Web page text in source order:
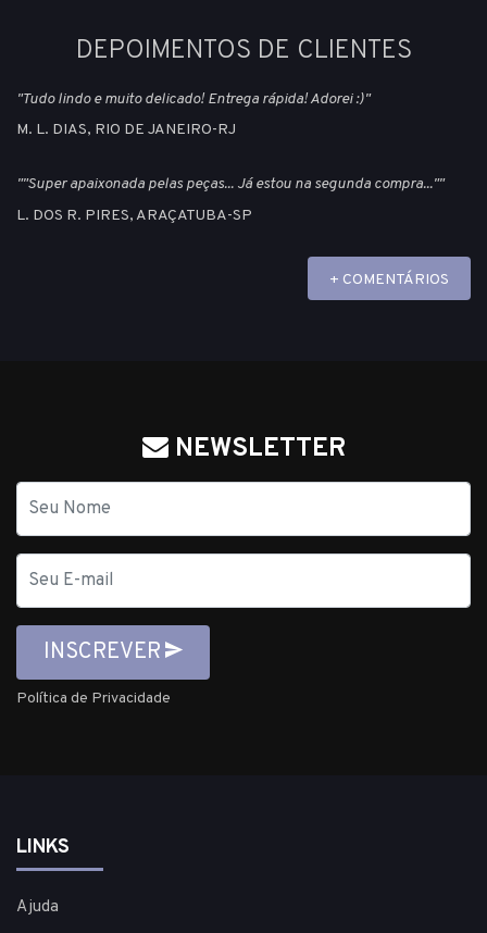
DEPOIMENTOS DE CLIENTES
"Tudo lindo e muito delicado! Entrega rápida! Adorei :)"
M. L. DIAS, RIO DE JANEIRO-RJ
""Super apaixonada pelas peças... Já estou na segunda compra...""
L. DOS R. PIRES, ARAÇATUBA-SP
+ COMENTÁRIOS
NEWSLETTER
mail
INSCREVER
Política de Privacidade
LINKS
Ajuda